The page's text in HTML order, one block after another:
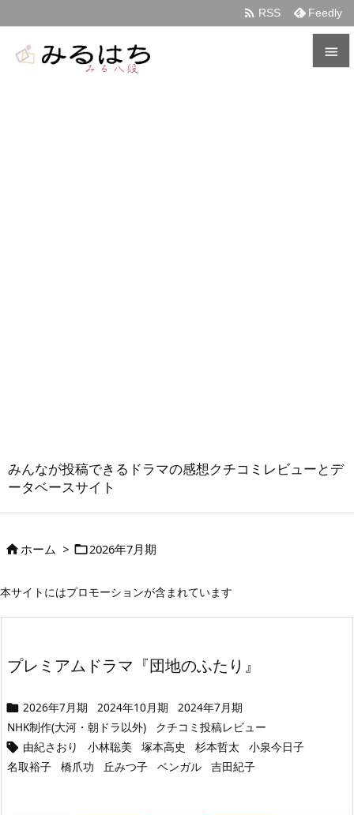
みんなが投稿できるドラマの感想クチコミレビューとデ
ータベースサイト

 RSS Feedly
ホーム > 2026年7月期
本サイトにはプロモーションが含まれています
プレミアムドラマ『団地のふたり』
 2026年7月期 2024年10月期
2024年7月期
NHK制作(大河・朝ドラ以外)
クチコミ投稿レビュー
 由紀さおり 小林聡美 塚本高史 杉本哲太
小泉今日子
名取裕子
橋爪功 丘みつ子 ベンガル 吉田紀子